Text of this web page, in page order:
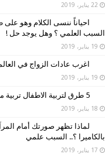
22 يناير، 2019
احياناً ننسى الكلام وهو
السبب العلمي ؟ وهل يوجد حل !
19 يناير، 2019
اغرب عادات الزواج في
19 يناير، 2019
5 طرق لتربية الاطفال تربية مثالية !
18 يناير، 2019
لماذا تظهر صورتك أمام
بالكاميرا ؟.. السبب علمي
17 يناير، 2019